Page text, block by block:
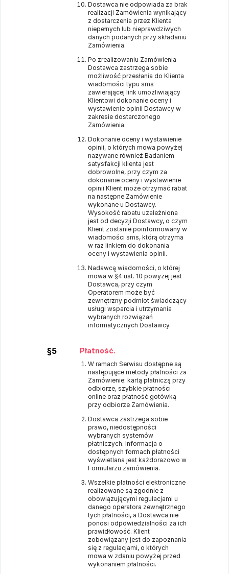
Dostawca nie odpowiada za brak
realizacji Zamówienia wynikający
z dostarczenia przez Klienta
niepełnych lub nieprawdziwych
danych podanych przy składaniu
Zamówienia.
Po zrealizowaniu Zamówienia
Dostawca zastrzega sobie
możliwość przesłania do Klienta
wiadomości typu sms
zawierającej link umożliwiający
Klientowi dokonanie oceny i
wystawienie opinii Dostawcy w
zakresie dostarczonego
Zamówienia.
Dokonanie oceny i wystawienie
opinii, o których mowa powyżej
nazywane również Badaniem
satysfakcji klienta jest
dobrowolne, przy czym za
dokonanie oceny i wystawienie
opinii Klient może otrzymać rabat
na następne Zamówienie
wykonane u Dostawcy.
Wysokość rabatu uzależniona
jest od decyzji Dostawcy, o czym
Klient zostanie poinformowany w
wiadomości sms, którą otrzyma
w raz linkiem do dokonania
oceny i wystawienia opinii.
Nadawcą wiadomości, o której
mowa w §4 ust. 10 powyżej jest
Dostawca, przy czym
Operatorem może być
zewnętrzny podmiot świadczący
usługi wsparcia i utrzymania
wybranych rozwiązań
informatycznych Dostawcy.
§5 Płatność.
W ramach Serwisu dostępne są
następujące metody płatności za
Zamówienie: kartą płatniczą przy
odbiorze, szybkie płatności
online oraz płatność gotówką
przy odbiorze Zamówienia.
Dostawca zastrzega sobie
prawo, niedostępności
wybranych systemów
płatniczych. Informacja o
dostępnych formach płatności
wyświetlana jest każdorazowo w
Formularzu zamówienia.
Wszelkie płatności elektroniczne
realizowane są zgodnie z
obowiązującymi regulacjami u
danego operatora zewnętrznego
tych płatności, a Dostawca nie
ponosi odpowiedzialności za ich
prawidłowość. Klient
zobowiązany jest do zapoznania
się z regulacjami, o których
mowa w zdaniu powyżej przed
wykonaniem płatności.